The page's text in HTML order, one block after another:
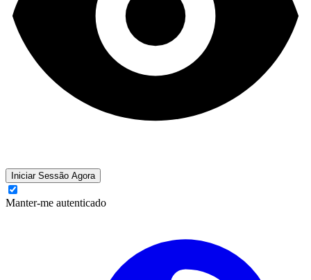
Iniciar Sessão Agora
Manter-me autenticado